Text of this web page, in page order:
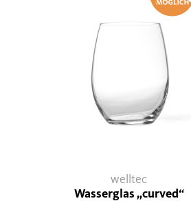
welltec
Wasserglas „curved“